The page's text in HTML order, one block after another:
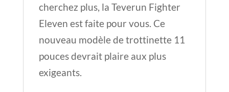
cherchez plus, la Teverun Fighter
Eleven est faite pour vous. Ce
nouveau modèle de trottinette 11
pouces devrait plaire aux plus
exigeants.